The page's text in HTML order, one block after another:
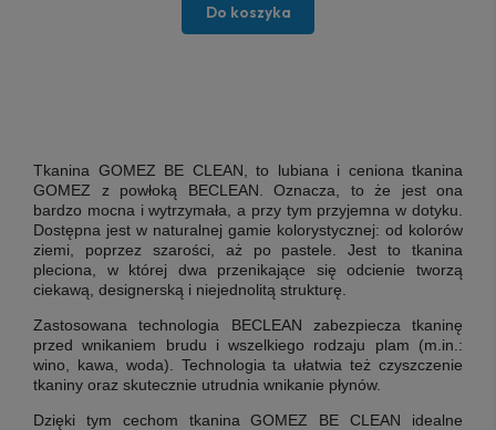
Do koszyka
Tkanina GOMEZ BE CLEAN, to lubiana i ceniona tkanina
GOMEZ z powłoką BECLEAN. Oznacza, to że jest ona
bardzo mocna i wytrzymała, a przy tym przyjemna w dotyku.
Dostępna jest w naturalnej gamie kolorystycznej: od kolorów
ziemi, poprzez szarości, aż po pastele. Jest to tkanina
pleciona, w której dwa przenikające się odcienie tworzą
ciekawą, designerską i niejednolitą strukturę.
Zastosowana technologia BECLEAN zabezpiecza tkaninę
przed wnikaniem brudu i wszelkiego rodzaju plam (m.in.:
wino, kawa, woda). Technologia ta ułatwia też czyszczenie
tkaniny oraz skutecznie utrudnia wnikanie płynów.
Dzięki tym cechom tkanina GOMEZ BE CLEAN idealne